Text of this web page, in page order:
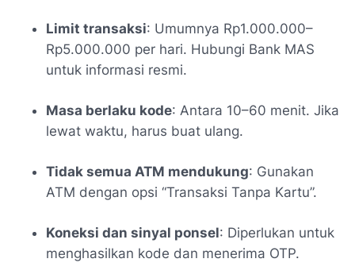
Limit transaksi: Umumnya Rp1.000.000–
Rp5.000.000 per hari. Hubungi Bank MAS
untuk informasi resmi.
Masa berlaku kode: Antara 10–60 menit. Jika
lewat waktu, harus buat ulang.
Tidak semua ATM mendukung: Gunakan
ATM dengan opsi “Transaksi Tanpa Kartu”.
Koneksi dan sinyal ponsel: Diperlukan untuk
menghasilkan kode dan menerima OTP.